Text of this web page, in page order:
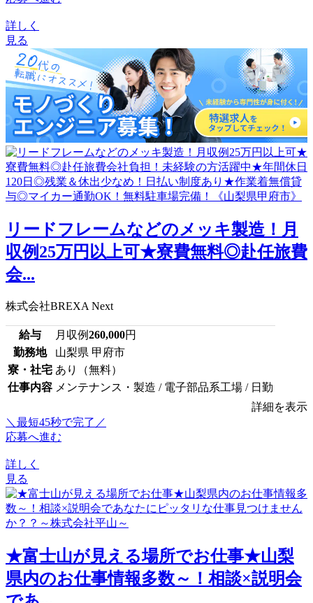
詳しく
見る
リードフレームなどのメッキ製造！月
収例25万円以上可★寮費無料◎赴任旅費
会...
株式会社BREXA Next
給与 月収例260,000円
勤務地
山梨県 甲府市
寮・社宅 あり（無料）
仕事内容 メンテナンス・製造 / 電子部品系工場 / 日勤
詳細を表示
＼最短45秒で完了／
応募へ進む
詳しく
見る
★富士山が見える場所でお仕事★山梨
県内のお仕事情報多数～！相談×説明会